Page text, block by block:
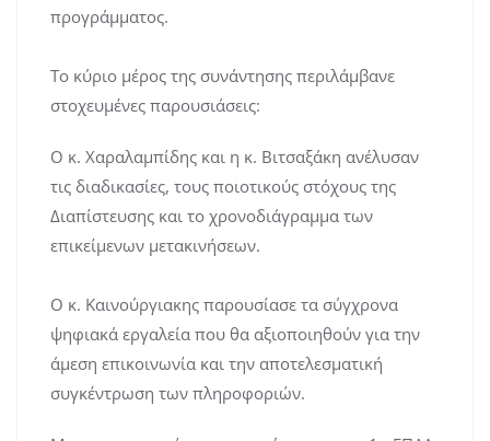
προγράμματος.
Το κύριο μέρος της συνάντησης περιλάμβανε
στοχευμένες παρουσιάσεις:
Ο κ. Χαραλαμπίδης και η κ. Βιτσαξάκη ανέλυσαν
τις διαδικασίες, τους ποιοτικούς στόχους της
Διαπίστευσης και το χρονοδιάγραμμα των
επικείμενων μετακινήσεων.
Ο κ. Καινούργιακης παρουσίασε τα σύγχρονα
ψηφιακά εργαλεία που θα αξιοποιηθούν για την
άμεση επικοινωνία και την αποτελεσματική
συγκέντρωση των πληροφοριών.